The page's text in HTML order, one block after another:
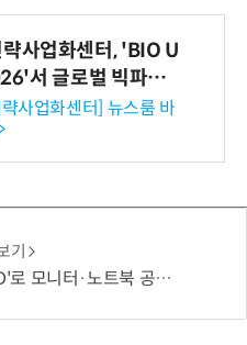
사업화센터, 'BIO U
서 글로벌 빅파마
즈니스 미팅 지원…K
해외 진출 교두보 확
사업화센터] 뉴스룸 바
기
북 공략 본격화…MSI 모니터 공개